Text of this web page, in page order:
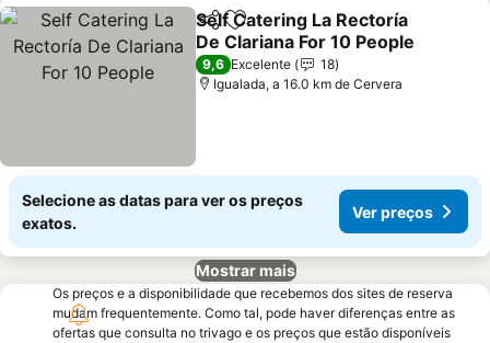
PartilharAdicionar aos favoritos
Self Catering La Rectoría
De Clariana For 10 People
Ver preços
9,6 Excelente
18
Igualada, a 16.0 km de Cervera
Selecione as datas para ver os preços
exatos.
Ver preços
Mostrar mais
Os preços e a disponibilidade que recebemos dos sites de reserva
mudam frequentemente. Como tal, pode haver diferenças entre as
ofertas que consulta no trivago e os preços que estão disponíveis